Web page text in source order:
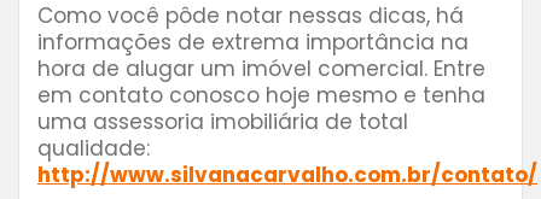
Como você pôde notar nessas dicas, há
informações de extrema importância na
hora de alugar um imóvel comercial. Entre
em contato conosco hoje mesmo e tenha
uma assessoria imobiliária de total
qualidade:
http://www.silvanacarvalho.com.br/contato/